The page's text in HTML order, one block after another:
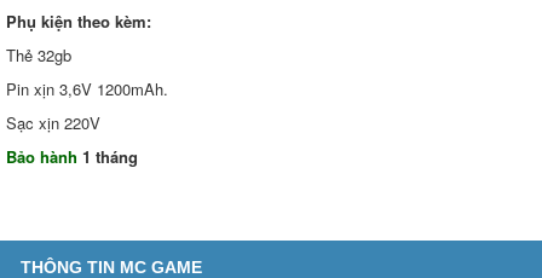
Phụ kiện theo kèm:
Thẻ 32gb
Pin xịn 3,6V 1200mAh.
Sạc xịn 220V
Bảo hành 1 tháng
THÔNG TIN MC GAME